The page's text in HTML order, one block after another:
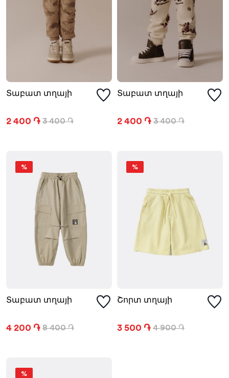
Տաբատ տղայի
2 400 ֏ 3 400 ֏
Տաբատ տղայի
2 400 ֏ 3 400 ֏
%
Տաբատ տղայի
4 200 ֏ 8 400 ֏
%
Շորտ տղայի
3 500 ֏ 4 900 ֏
%